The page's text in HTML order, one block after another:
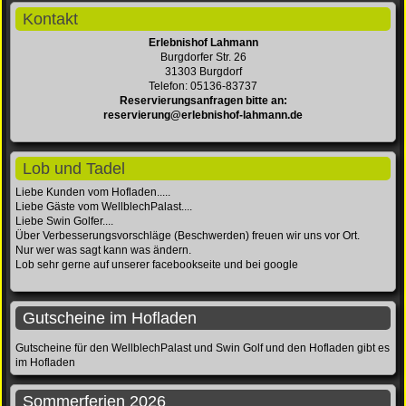
Kontakt
Erlebnishof Lahmann
Burgdorfer Str. 26
31303 Burgdorf
Telefon: 05136-83737
Reservierungsanfragen bitte an:
reservierung@erlebnishof-lahmann.de
Lob und Tadel
Liebe Kunden vom Hofladen.....
Liebe Gäste vom WellblechPalast....
Liebe Swin Golfer....
Über Verbesserungsvorschläge (Beschwerden) freuen wir uns vor Ort.
Nur wer was sagt kann was ändern.
Lob sehr gerne auf unserer facebookseite und bei google
Gutscheine im Hofladen
Gutscheine für den WellblechPalast und Swin Golf und den Hofladen gibt es
im Hofladen
Sommerferien 2026